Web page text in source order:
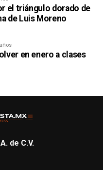
el triángulo dorado de
de Luis Moreno
en enero a clases
de C.V.